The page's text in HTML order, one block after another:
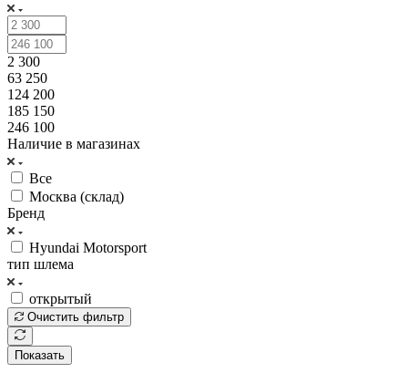
2 300
63 250
124 200
185 150
246 100
Наличие в магазинах
Все
Москва (склад)
Бренд
Hyundai Motorsport
тип шлема
открытый
Очистить фильтр
Показать